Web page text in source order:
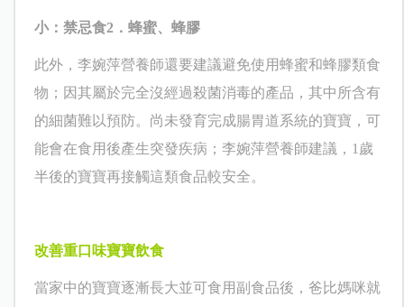
小：禁忌食2．蜂蜜、蜂膠
此外，李婉萍營養師還要建議避免使用蜂蜜和蜂膠類食
物；因其屬於完全沒經過殺菌消毒的產品，其中所含有
的細菌難以預防。尚未發育完成腸胃道系統的寶寶，可
能會在食用後產生突發疾病；李婉萍營養師建議， 1 歲
半後的寶寶再接觸這類食品較安全。
改善重口味寶寶飲食
當家中的寶寶逐漸長大並可食用副食品後，爸比媽咪就